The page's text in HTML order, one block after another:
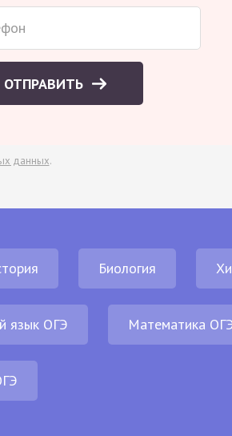
ОТПРАВИТЬ
данных.
Биология
язык ОГЭ Математика